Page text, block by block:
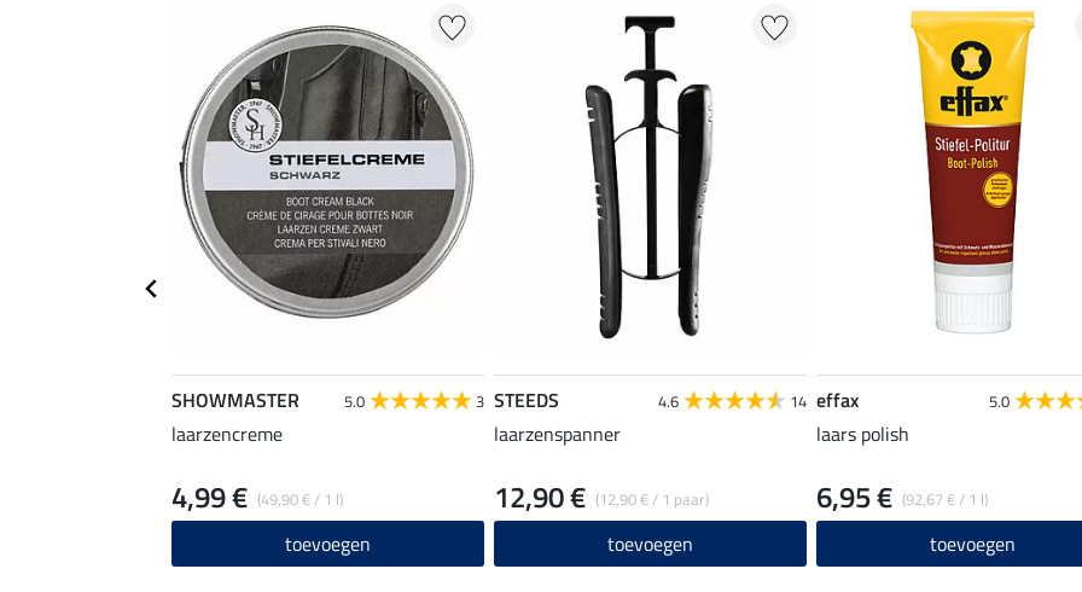
SHOWMASTER 5.0 3
laarzencreme
(49,90 € / 1 l)
4,99 €
toevoegen
STEEDS 4.6 14
laarzenspanner
(12,90 € / 1 paar)
12,90 €
toevoegen
effax 5.0
laars polish
(92,67 € / 1 l)
6,95 €
toevoegen